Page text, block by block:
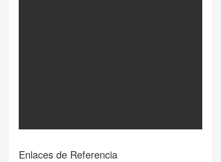
Enlaces de Referencia